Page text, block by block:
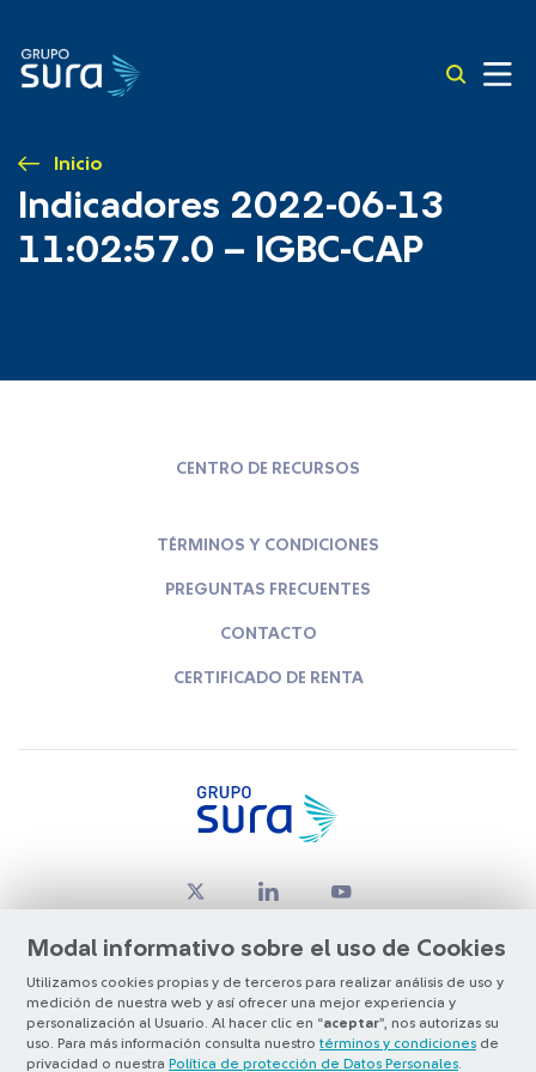
Inicio
Indicadores 2022-06-13
11:02:57.0 – IGBC-CAP
Modal informativo sobre el uso de Cookies
Utilizamos cookies propias y de terceros para realizar análisis de uso y
medición de nuestra web y así ofrecer una mejor experiencia y
personalización al Usuario. Al hacer clic en “aceptar”, nos autorizas su
uso. Para más información consulta nuestro términos y condiciones de
privacidad o nuestra Política de protección de Datos Personales
CENTRO DE RECURSOS
TÉRMINOS Y CONDICIONES
PREGUNTAS FRECUENTES
CONTACTO
CERTIFICADO DE RENTA
© Copyright Grupo SURA 2026